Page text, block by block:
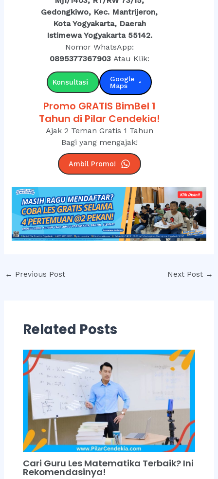
Gedongkiwo, Kec. Mantrijeron,
Kota Yogyakarta, Daerah
Istimewa Yogyakarta 55142.
Nomor WhatsApp:
0895377367903 Atau Klik:
Konsultasi
Google
Maps
Promo GRATIS BimBel 1
Tahun di Pilar Cendekia!
Ajak 2 Teman Gratis 1 Tahun
Bagi yang mengajak!
Ambil Promo!
Post
← Previous Post Next Post →
Related Posts
Cari Guru Les Matematika Terbaik? Ini
Rekomendasinya!